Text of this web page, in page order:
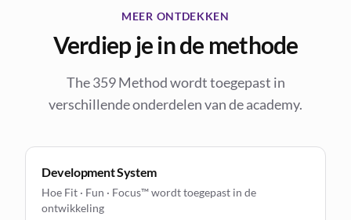
MEER ONTDEKKEN
Verdiep je in de methode
The 359 Method wordt toegepast in
verschillende onderdelen van de academy.
Development System
Hoe Fit · Fun · Focus™ wordt toegepast in de
ontwikkeling